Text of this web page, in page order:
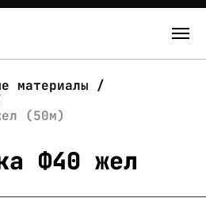
О нас
Новости
Склад
материалы
(50м)
Ф40 жел